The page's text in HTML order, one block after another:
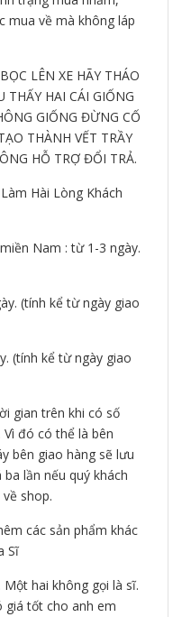
mua về mà không láp
LÊN XE HÃY THÁO
THẤY HAI CÁI GIỐNG
GIỐNG ĐỪNG CỐ
THÀNH VẾT TRẦY
HỖ TRỢ ĐỔI TRẢ.
Hài Lòng Khách
Nam : từ 1-3 ngày.
(tính kể từ ngày giao
(tính kể từ ngày giao
gian trên khi có số
đó có thể là bên
bên giao hàng sẽ lưu
lần nếu quý khách
shop.
các sản phẩm khác
Sĩ
hai không gọi là sĩ.
giá tốt cho anh em